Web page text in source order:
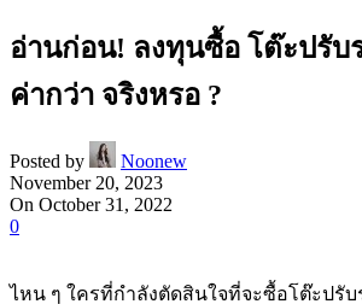
อ่านก่อน! ลงทุนซื้อ โต๊ะปรับ
ค่ากว่า จริงหรอ ?
Posted by
Noonew
November 20, 2023
On October 31, 2022
0
ไหน ๆ ใครที่กำลังตัดสินใจที่จะซื้อโต๊ะปรั